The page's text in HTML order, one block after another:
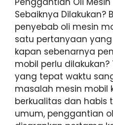
Sebaiknya
penyebab oli mesin
satu pertanyaan
kapan sebenarnya
mobil perlu
yang tepat waktu
masalah mesin mobil
berkualitas dan habis
umum, penggantian